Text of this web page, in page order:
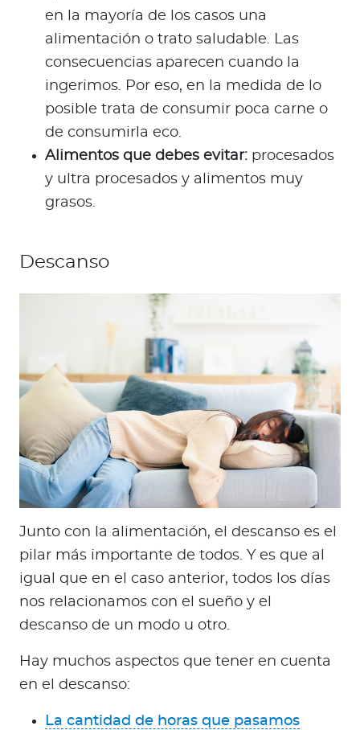
en la mayoría de los casos una
alimentación o trato saludable. Las
consecuencias aparecen cuando la
ingerimos. Por eso, en la medida de lo
posible trata de consumir poca carne o
de consumirla eco.
Alimentos que debes evitar: procesados
y ultra procesados y alimentos muy
grasos.
Descanso
Junto con la alimentación, el descanso es el
pilar más importante de todos. Y es que al
igual que en el caso anterior, todos los días
nos relacionamos con el sueño y el
descanso de un modo u otro.
Hay muchos aspectos que tener en cuenta
en el descanso:
La cantidad de horas que pasamos